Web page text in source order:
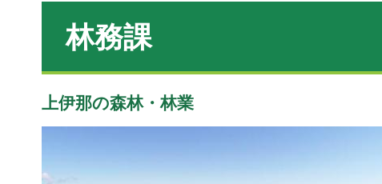
林務課
上伊那の森林・林業